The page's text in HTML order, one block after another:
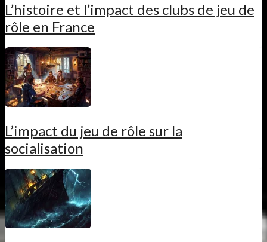
L’histoire et l’impact des clubs de jeu de
rôle en France
L’impact du jeu de rôle sur la
socialisation